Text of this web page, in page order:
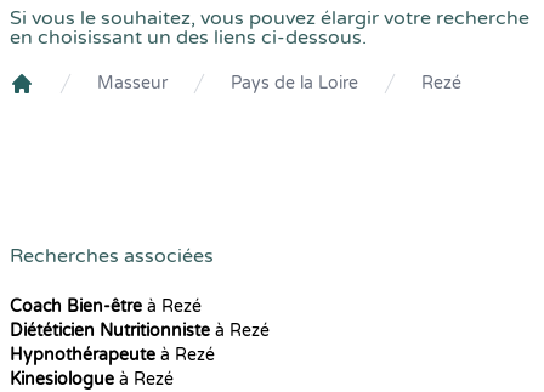
Si vous le souhaitez, vous pouvez élargir votre recherche
en choisissant un des liens ci-dessous.
Masseur Pays de la Loire Rezé
Recherches associées
Coach Bien-être à Rezé
Diététicien Nutritionniste à Rezé
Hypnothérapeute à Rezé
Kinesiologue à Rezé